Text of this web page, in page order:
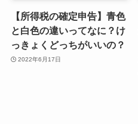
【所得税の確定申告】青色
と白色の違いってなに？け
っきょくどっちがいいの？
2022年6月17日